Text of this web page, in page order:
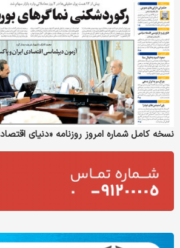
نسخه کامل شماره امروز روزنامه «دنیای‌